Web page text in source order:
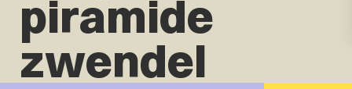
piramide
zwendel